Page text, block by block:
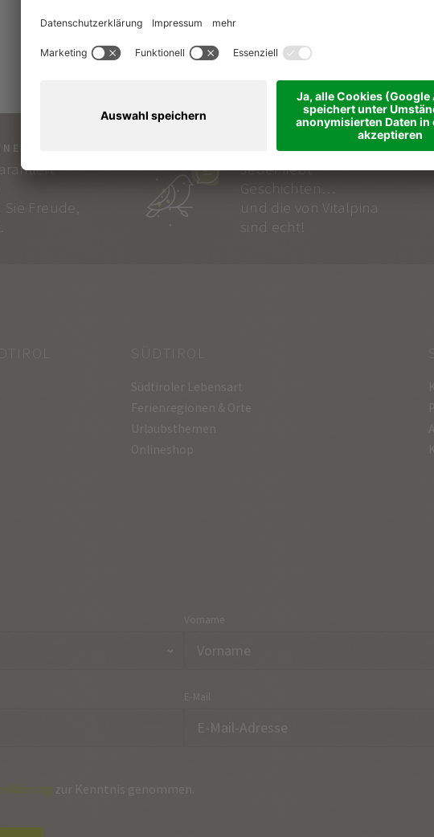
Freude,
BERGSTIMMEN
Jeder liebt
Geschichten…
und die von Vitalpina
sind echt!
SÜDTIROL
Südtiroler Lebensart
Ferienregionen & Orte
Urlaubsthemen
Onlineshop
Vorname
E-Mail
zur Kenntnis genommen.